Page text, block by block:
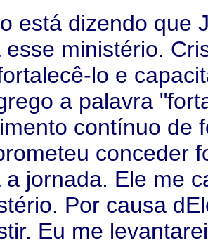
está dizendo que
esse ministério.
lo e
a palavra
contínuo de
conceder
a jornada. Ele me
Por causa
Eu me